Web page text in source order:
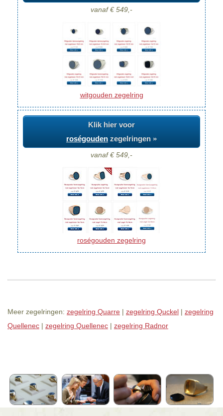
vanaf € 549,-
witgouden zegelring
Klik hier voor
roségouden zegelringen »
vanaf € 549,-
roségouden zegelring
Meer zegelringen: zegelring Quarre | zegelring Quckel | zegelring
Quellenec | zegelring Quellenec | zegelring Radnor